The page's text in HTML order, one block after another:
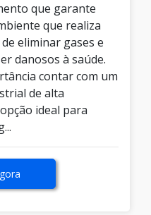
que garante
que realiza
eliminar gases e
danosos à saúde.
contar com um
de alta
ideal para